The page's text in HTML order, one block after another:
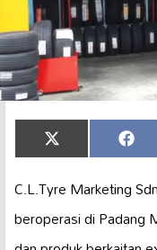
Share
on
X
(Twitter)
Share
on
C.L.Tyre Marketing
beroperasi di Padang